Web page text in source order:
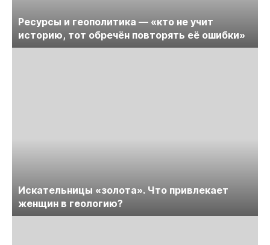
Ресурсы и геополитика — «кто не учит
историю, тот обречён повторять её ошибки»
Искательницы «золота». Что привлекает
женщин в геологию?